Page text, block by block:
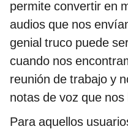
permite convertir en
audios que nos
genial truco puede
cuando nos
reunión de trabajo y
notas de voz que nos
Para aquellos